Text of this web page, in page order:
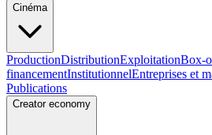
Cinéma
ProductionDistributionExploitationBox-
financementInstitutionnelEntreprises et
Publications
Creator economy